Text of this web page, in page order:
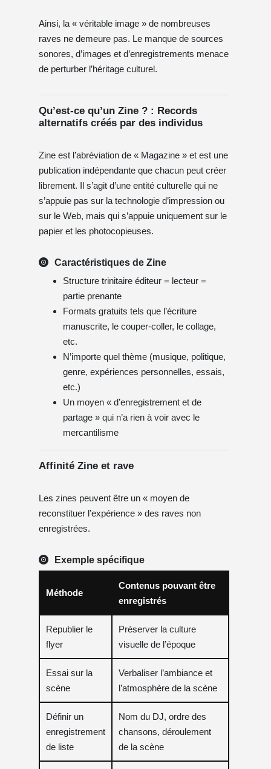
Ainsi, la « véritable image » de nombreuses
raves ne demeure pas. Le manque de sources
sonores, d’images et d’enregistrements menace
de perturber l’héritage culturel.
Qu’est-ce qu’un Zine ? : Records
alternatifs créés par des individus
Zine est l’abréviation de « Magazine » et est une
publication indépendante que chacun peut créer
librement. Il s’agit d’une entité culturelle qui ne
s’appuie pas sur la technologie d’impression ou
sur le Web, mais qui s’appuie uniquement sur le
papier et les photocopieuses.
Caractéristiques de Zine
Structure trinitaire éditeur = lecteur =
partie prenante
Formats gratuits tels que l’écriture
manuscrite, le couper-coller, le collage,
etc.
N’importe quel thème (musique, politique,
genre, expériences personnelles, essais,
etc.)
Un moyen « d’enregistrement et de
partage » qui n’a rien à voir avec le
mercantilisme
Affinité Zine et rave
Les zines peuvent être un « moyen de
reconstituer l’expérience » des raves non
enregistrées.
Exemple spécifique
Méthode
Contenus pouvant être
enregistrés
Republier le
flyer
Préserver la culture
visuelle de l’époque
Essai sur la
scène
Verbaliser l’ambiance et
l’atmosphère de la scène
Définir un
enregistrement
de liste
Nom du DJ, ordre des
chansons, déroulement
de la scène